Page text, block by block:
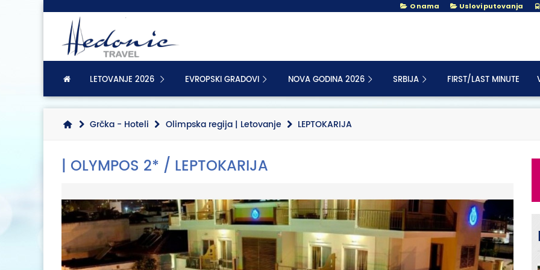
O nama Uslovi putovanja
LETOVANJE 2026 EVROPSKI GRADOVI NOVA GODINA 2026 SRBIJA FIRST/LAST MINUTE
Grčka - Hoteli Olimpska regija | Letovanje LEPTOKARIJA
| OLYMPOS 2* / LEPTOKARIJA